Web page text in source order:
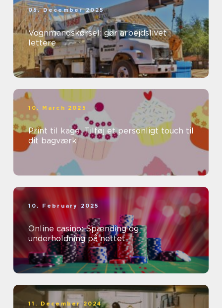
05. December 2025
Vognmandskørsel: gør arbejdslivet
lettere
10. March 2025
Print til kage: Tilføj et personligt touch til
dit bagværk
10. February 2025
Online casino: Spænding og
underholdning på nettet
11. December 2024